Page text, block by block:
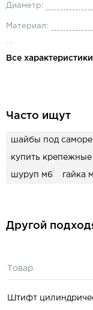
Диаметр:
Материал:
Все характеристики
Часто ищут
шайбы под
купить крепежные
шуруп м6 гайка
Другой
Товар
Штифт